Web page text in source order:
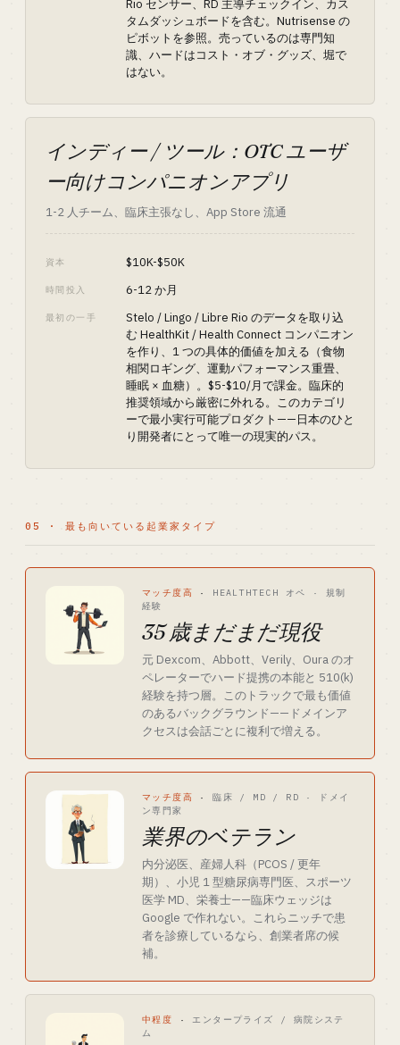
Rio センサー、RD 主導チェックイン、カス
タムダッシュボードを含む。Nutrisense の
ピボットを参照。売っているのは専門知
識、ハードはコスト・オブ・グッズ、堀で
はない。
インディー / ツール：OTC ユーザ
ー向けコンパニオンアプリ
1-2 人チーム、臨床主張なし、App Store 流通
資本 $10K-$50K
時間投入 6-12 か月
最初の一手
Stelo / Lingo / Libre Rio のデータを取り込
む HealthKit / Health Connect コンパニオン
を作り、1 つの具体的価値を加える（食物
相関ロギング、運動パフォーマンス重畳、
睡眠 × 血糖）。$5-$10/月で課金。臨床的
推奨領域から厳密に外れる。このカテゴリ
ーで最小実行可能プロダクト——日本のひと
り開発者にとって唯一の現実的パス。
05 · 最も向いている起業家タイプ
マッチ度高 · HEALTHTECH オペ · 規制
経験
35 歳まだまだ現役
元 Dexcom、Abbott、Verily、Oura のオ
ペレーターでハード提携の本能と 510(k)
経験を持つ層。このトラックで最も価値
のあるバックグラウンド——ドメインア
クセスは会話ごとに複利で増える。
マッチ度高 ·臨床 / MD / RD · ドメイ
ン専門家
業界のベテラン
内分泌医、産婦人科（PCOS / 更年
期）、小児 1 型糖尿病専門医、スポーツ
医学 MD、栄養士——臨床ウェッジは
Google で作れない。これらニッチで患
者を診療しているなら、創業者席の候
補。
中程度 ·エンタープライズ / 病院システ
ム